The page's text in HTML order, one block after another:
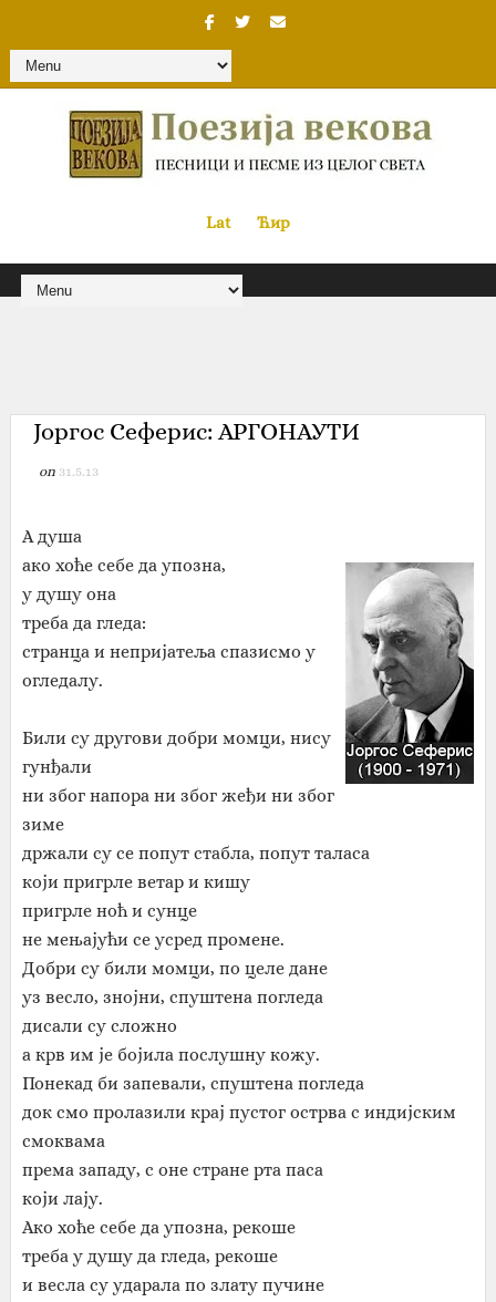
Lat« Ћир
Јоргос Сеферис: АРГОНАУТИ
on 31.5.13
А душа
ако хоће себе да упозна,
у душу она
треба да гледа:
странца и непријатеља спазисмо у
огледалу.
Били су другови добри момци, нису
гунђали
ни због напора ни због жеђи ни због
зиме
држали су се попут стабла, попут таласа
који пригрле ветар и кишу
пригрле ноћ и сунце
не мењајући се усред промене.
Добри су били момци, по целе дане
уз весло, знојни, спуштена погледа
дисали су сложно
а крв им је бојила послушну кожу.
Понекад би запевали, спуштена погледа
док смо пролазили крај пустог острва с индијским
смоквама
према западу, с оне стране рта паса
који лају.
Ако хоће себе да упозна, рекоше
треба у душу да гледа, рекоше
и весла су ударала по злату пучине